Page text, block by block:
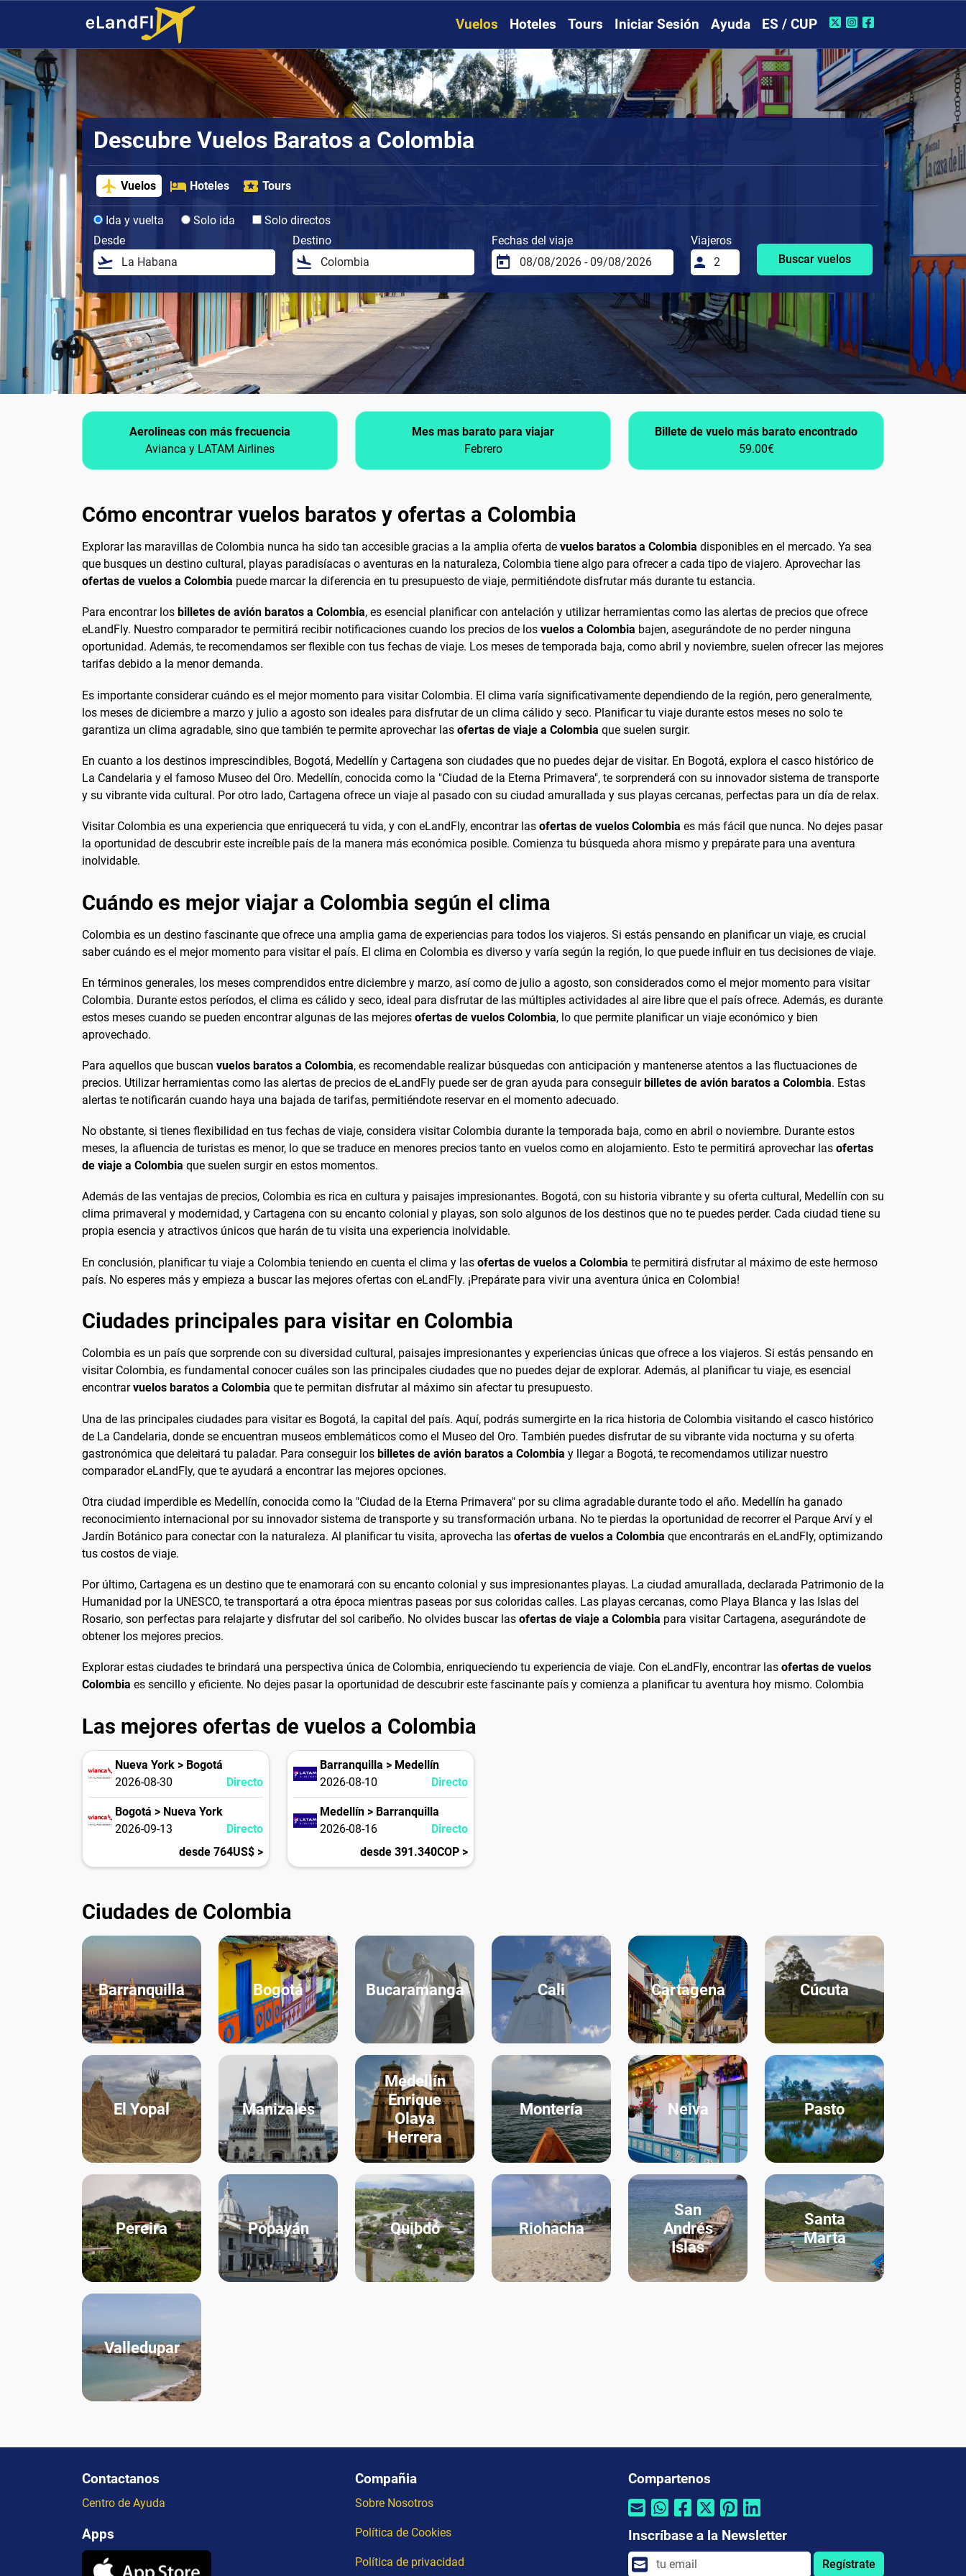
Vuelos Hoteles Tours Iniciar Sesión Ayuda ES / CUP
Descubre Vuelos Baratos a Colombia
Vuelos Hoteles Tours
Ida y vuelta Solo ida
Solo directos
Desde
Destino Fechas del viaje
Viajeros
Buscar vuelos
Aerolineas con más frecuencia
Avianca y LATAM Airlines
Mes mas barato para viajar
Febrero
Billete de vuelo más barato encontrado
59.00€
Cómo encontrar vuelos baratos y ofertas a Colombia
Explorar las maravillas de Colombia nunca ha sido tan accesible gracias a la amplia oferta de vuelos baratos a Colombia disponibles en el mercado. Ya sea
que busques un destino cultural, playas paradisíacas o aventuras en la naturaleza, Colombia tiene algo para ofrecer a cada tipo de viajero. Aprovechar las
ofertas de vuelos a Colombia puede marcar la diferencia en tu presupuesto de viaje, permitiéndote disfrutar más durante tu estancia.
Para encontrar los billetes de avión baratos a Colombia, es esencial planificar con antelación y utilizar herramientas como las alertas de precios que ofrece
eLandFly. Nuestro comparador te permitirá recibir notificaciones cuando los precios de los vuelos a Colombia bajen, asegurándote de no perder ninguna
oportunidad. Además, te recomendamos ser flexible con tus fechas de viaje. Los meses de temporada baja, como abril y noviembre, suelen ofrecer las mejores
tarifas debido a la menor demanda.
Es importante considerar cuándo es el mejor momento para visitar Colombia. El clima varía significativamente dependiendo de la región, pero generalmente,
los meses de diciembre a marzo y julio a agosto son ideales para disfrutar de un clima cálido y seco. Planificar tu viaje durante estos meses no solo te
garantiza un clima agradable, sino que también te permite aprovechar las ofertas de viaje a Colombia que suelen surgir.
En cuanto a los destinos imprescindibles, Bogotá, Medellín y Cartagena son ciudades que no puedes dejar de visitar. En Bogotá, explora el casco histórico de
La Candelaria y el famoso Museo del Oro. Medellín, conocida como la "Ciudad de la Eterna Primavera", te sorprenderá con su innovador sistema de transporte
y su vibrante vida cultural. Por otro lado, Cartagena ofrece un viaje al pasado con su ciudad amurallada y sus playas cercanas, perfectas para un día de relax.
Visitar Colombia es una experiencia que enriquecerá tu vida, y con eLandFly, encontrar las ofertas de vuelos Colombia es más fácil que nunca. No dejes pasar
la oportunidad de descubrir este increíble país de la manera más económica posible. Comienza tu búsqueda ahora mismo y prepárate para una aventura
inolvidable.
Cuándo es mejor viajar a Colombia según el clima
Colombia es un destino fascinante que ofrece una amplia gama de experiencias para todos los viajeros. Si estás pensando en planificar un viaje, es crucial
saber cuándo es el mejor momento para visitar el país. El clima en Colombia es diverso y varía según la región, lo que puede influir en tus decisiones de viaje.
En términos generales, los meses comprendidos entre diciembre y marzo, así como de julio a agosto, son considerados como el mejor momento para visitar
Colombia. Durante estos períodos, el clima es cálido y seco, ideal para disfrutar de las múltiples actividades al aire libre que el país ofrece. Además, es durante
estos meses cuando se pueden encontrar algunas de las mejores ofertas de vuelos Colombia, lo que permite planificar un viaje económico y bien
aprovechado.
Para aquellos que buscan vuelos baratos a Colombia, es recomendable realizar búsquedas con anticipación y mantenerse atentos a las fluctuaciones de
precios. Utilizar herramientas como las alertas de precios de eLandFly puede ser de gran ayuda para conseguirbilletes de avión baratos a Colombia. Estas
alertas te notificarán cuando haya una bajada de tarifas, permitiéndote reservar en el momento adecuado.
No obstante, si tienes flexibilidad en tus fechas de viaje, considera visitar Colombia durante la temporada baja, como en abril o noviembre. Durante estos
meses, la afluencia de turistas es menor, lo que se traduce en menores precios tanto en vuelos como en alojamiento. Esto te permitirá aprovechar las ofertas
de viaje a Colombia que suelen surgir en estos momentos.
Además de las ventajas de precios, Colombia es rica en cultura y paisajes impresionantes. Bogotá, con su historia vibrante y su oferta cultural, Medellín con su
clima primaveral y modernidad, y Cartagena con su encanto colonial y playas, son solo algunos de los destinos que no te puedes perder. Cada ciudad tiene su
propia esencia y atractivos únicos que harán de tu visita una experiencia inolvidable.
En conclusión, planificar tu viaje a Colombia teniendo en cuenta el clima y las ofertas de vuelos a Colombia te permitirá disfrutar al máximo de este hermoso
país. No esperes más y empieza a buscar las mejores ofertas con eLandFly. ¡Prepárate para vivir una aventura única en Colombia!
Ciudades principales para visitar en Colombia
Colombia es un país que sorprende con su diversidad cultural, paisajes impresionantes y experiencias únicas que ofrece a los viajeros. Si estás pensando en
visitar Colombia, es fundamental conocer cuáles son las principales ciudades que no puedes dejar de explorar. Además, al planificar tu viaje, es esencial
encontrarvuelos baratos a Colombia que te permitan disfrutar al máximo sin afectar tu presupuesto.
Una de las principales ciudades para visitar es Bogotá, la capital del país. Aquí, podrás sumergirte en la rica historia de Colombia visitando el casco histórico
de La Candelaria, donde se encuentran museos emblemáticos como el Museo del Oro. También puedes disfrutar de su vibrante vida nocturna y su oferta
gastronómica que deleitará tu paladar. Para conseguir los billetes de avión baratos a Colombia y llegar a Bogotá, te recomendamos utilizar nuestro
comparador eLandFly, que te ayudará a encontrar las mejores opciones.
Otra ciudad imperdible es Medellín, conocida como la "Ciudad de la Eterna Primavera" por su clima agradable durante todo el año. Medellín ha ganado
reconocimiento internacional por su innovador sistema de transporte y su transformación urbana. No te pierdas la oportunidad de recorrer el Parque Arví y el
Jardín Botánico para conectar con la naturaleza. Al planificar tu visita, aprovecha las ofertas de vuelos a Colombia que encontrarás en eLandFly, optimizando
tus costos de viaje.
Por último, Cartagena es un destino que te enamorará con su encanto colonial y sus impresionantes playas. La ciudad amurallada, declarada Patrimonio de la
Humanidad por la UNESCO, te transportará a otra época mientras paseas por sus coloridas calles. Las playas cercanas, como Playa Blanca y las Islas del
Rosario, son perfectas para relajarte y disfrutar del sol caribeño. No olvides buscar las ofertas de viaje a Colombia para visitar Cartagena, asegurándote de
obtener los mejores precios.
Explorar estas ciudades te brindará una perspectiva única de Colombia, enriqueciendo tu experiencia de viaje. Con eLandFly, encontrar las ofertas de vuelos
Colombia es sencillo y eficiente. No dejes pasar la oportunidad de descubrir este fascinante país y comienza a planificar tu aventura hoy mismo. Colombia
Las mejores ofertas de vuelos a Colombia
Nueva York > Bogotá
2026-08-30
Directo
Bogotá > Nueva York
2026-09-13
Directo
desde 764US$ >
Barranquilla > Medellín
2026-08-10
Directo
Medellín > Barranquilla
2026-08-16
Directo
desde 391.340COP >
Ciudades de Colombia
Barranquilla Bogotá Bucaramanga Cali Cartagena Cúcuta
El Yopal Manizales
Medellín
Enrique
Olaya
Herrera
Montería Neiva Pasto
Pereira Popayán Quibdó Riohacha
San
Andrés
Islas
Santa
Marta
Valledupar
Contactanos
Centro de Ayuda
Apps
Compañia
Sobre Nosotros
Política de Cookies
Política de privacidad
Compartenos
Inscríbase a la Newsletter
Regístrate